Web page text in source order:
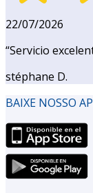
22/07/2026
“Servicio
stéphane D.
BAIXE NOSSO